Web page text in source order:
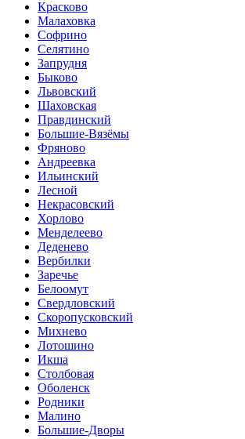
Красково
Малаховка
Софрино
Селятино
Запрудня
Быково
Львовский
Шаховская
Правдинский
Большие-Вязёмы
Фряново
Андреевка
Ильинский
Лесной
Некрасовский
Хорлово
Менделеево
Деденево
Вербилки
Заречье
Белоомут
Свердловский
Скоропусковский
Михнево
Лотошино
Икша
Столбовая
Оболенск
Родники
Малино
Большие-Дворы